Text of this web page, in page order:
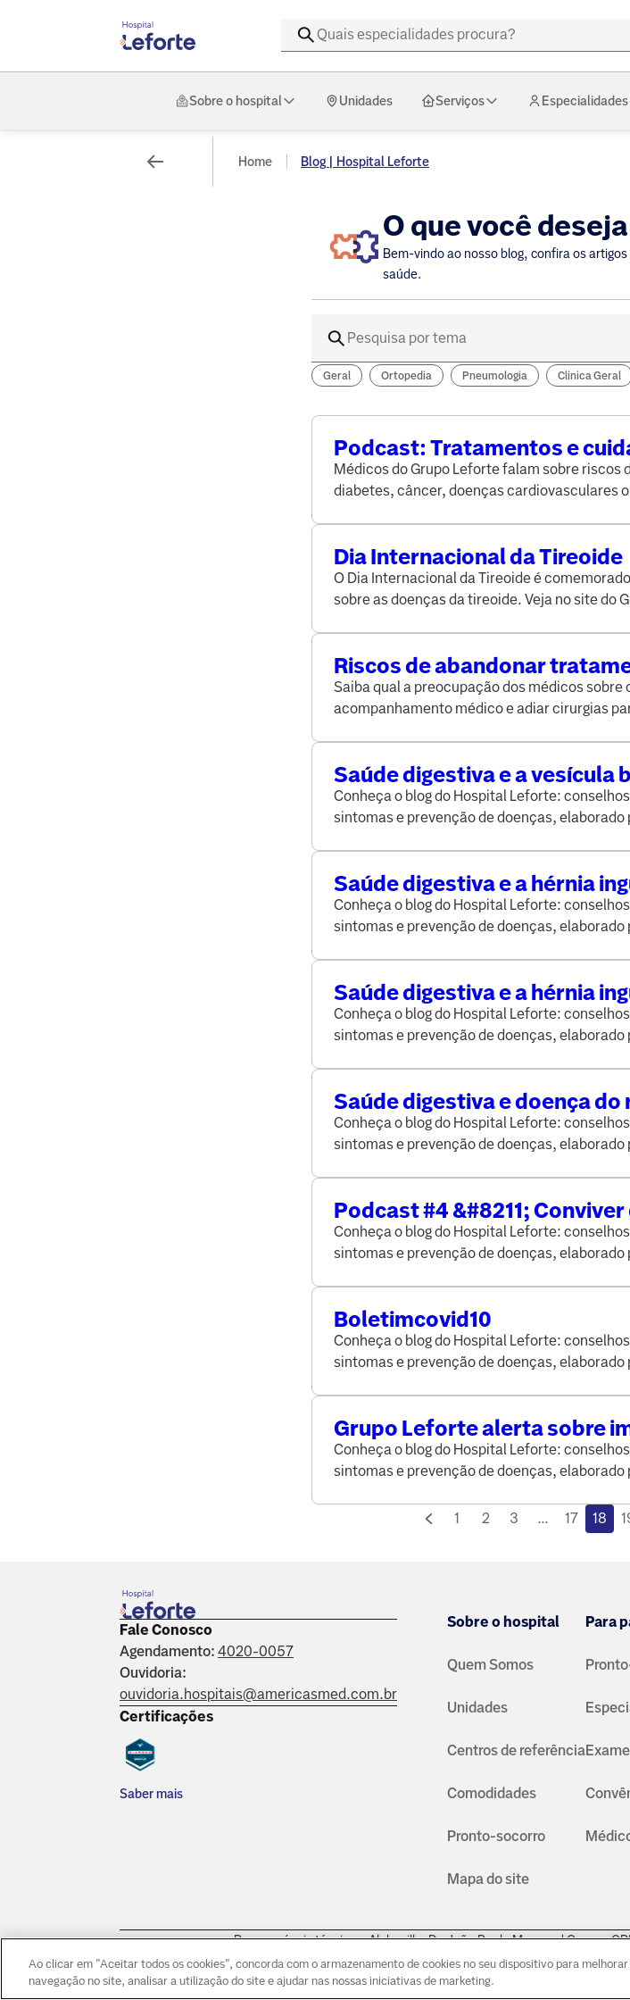
Sobre o hospital Unidades Serviços Especialidades
Home Blog | Hospital Leforte
O que você
Bem-vindo ao nosso blog, confira os
saúde.
Geral Ortopedia Pneumologia Clinica Geral
Podcast: Tratamentos e
esperar
Médicos do Grupo Leforte falam sobre riscos
diabetes, câncer, doenças cardiovasculares
Dia Internacional da Tireoide
O Dia Internacional da Tireoide é
sobre as doenças da tireoide. Veja no site do
Riscos de abandonar
durante a pandemia de
Saiba qual a preocupação dos médicos sobre
acompanhamento médico e adiar cirurgias
Saúde digestiva e a vesícula
Conheça o blog do Hospital Leforte:
sintomas e prevenção de doenças,
Saúde digestiva e a hérnia
Conheça o blog do Hospital Leforte:
sintomas e prevenção de doenças,
Saúde digestiva e a hérnia
Conheça o blog do Hospital Leforte:
sintomas e prevenção de doenças,
Saúde digestiva e doença do
gastroesofágico
Conheça o blog do Hospital Leforte:
sintomas e prevenção de doenças,
Podcast #4 &#8211;
O que são dores crônicas e
tratamento?
Conheça o blog do Hospital Leforte:
sintomas e prevenção de doenças,
Boletimcovid10
Conheça o blog do Hospital Leforte:
sintomas e prevenção de doenças,
Grupo Leforte alerta sobre
de sangue
Conheça o blog do Hospital Leforte:
sintomas e prevenção de doenças,
1
2 3 ... 17 18
Fale Conosco
Agendamento: 4020-0057
Ouvidoria:
ouvidoria.hospitais@americasmed.com.br
Certificações
Saber mais
Sobre o hospital
Quem Somos
Unidades
Centros de referência
Comodidades
Pronto-socorro
Mapa do site
Para
Responsáveis técnicos: Alphaville: Dr. João Paulo Muaccad Gama -
Morumbi: Dr. Victor Hada Sanders - CRM: 135237© Copyright 2026
Ao clicar em "Aceitar todos os cookies", concorda com o armazenamento de cookies no seu dispositivo para melhorar
navegação no site, analisar a utilização do site e ajudar nas nossas iniciativas de marketing.